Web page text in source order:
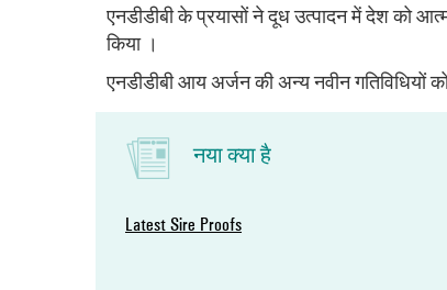
एनडीडीबी के प्रयासों ने दूध उत्‍पादन में देश को
किया ।
एनडीडीबी आय अर्जन की अन्‍य नवीन गतिविधियों
नया क्या है
Interest Subvention on working capital loans